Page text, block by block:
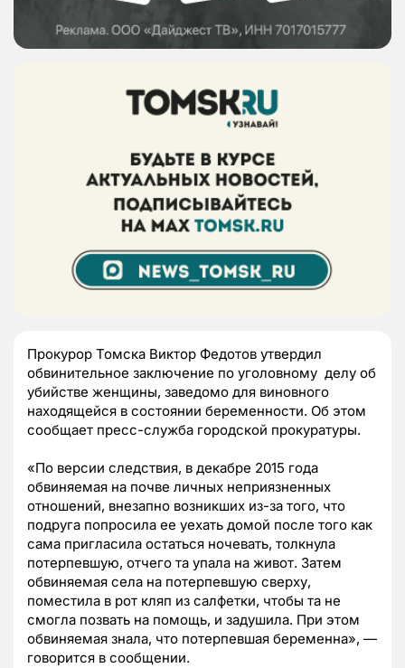
Прокурор Томска Виктор Федотов утвердил
обвинительное заключение по уголовному делу об
убийстве женщины, заведомо для виновного
находящейся в состоянии беременности. Об этом
сообщает пресс-служба городской прокуратуры.
«По версии следствия, в декабре 2015 года
обвиняемая на почве личных неприязненных
отношений, внезапно возникших из-за того, что
подруга попросила ее уехать домой после того как
сама пригласила остаться ночевать, толкнула
потерпевшую, отчего та упала на живот. Затем
обвиняемая села на потерпевшую сверху,
поместила в рот кляп из салфетки, чтобы та не
смогла позвать на помощь, и задушила. При этом
обвиняемая знала, что потерпевшая беременна», —
говорится в сообщении.